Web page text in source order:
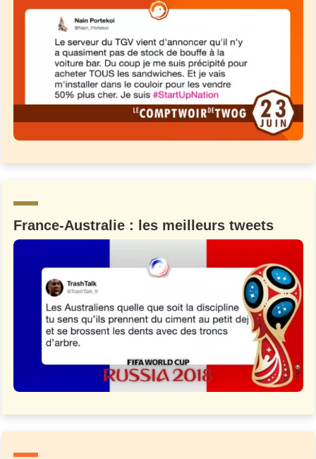
France-Australie : les meilleurs tweets